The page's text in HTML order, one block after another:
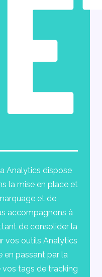
Analytics dispose
la mise en place et
et de
accompagnons à
de consolider la
vos outils Analytics
en passant par la
vos tags de tracking